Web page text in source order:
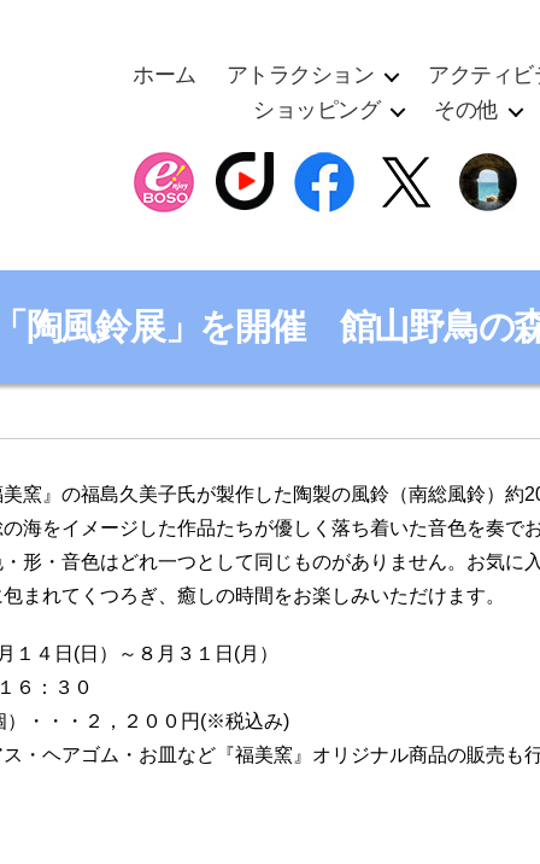
ホーム アトラクション アクティビ
ショッピング
その他
テ
ゴ
ー
陶風鈴展」を開催 館山野鳥の
窯』の福島久美子氏が製作した陶製の風鈴（南総風鈴）約
海をイメージした作品たちが優しく落ち着いた音色を奏で
形・音色はどれ一つとして同じものがありません。お気に
まれてくつろぎ、癒しの時間をお楽しみいただけます。
１４日(日）～８月３１日(月）
６：３０
）・・・２，２００円(※税込み)
ヘアゴム・お皿など『福美窯』オリジナル商品の販売も行